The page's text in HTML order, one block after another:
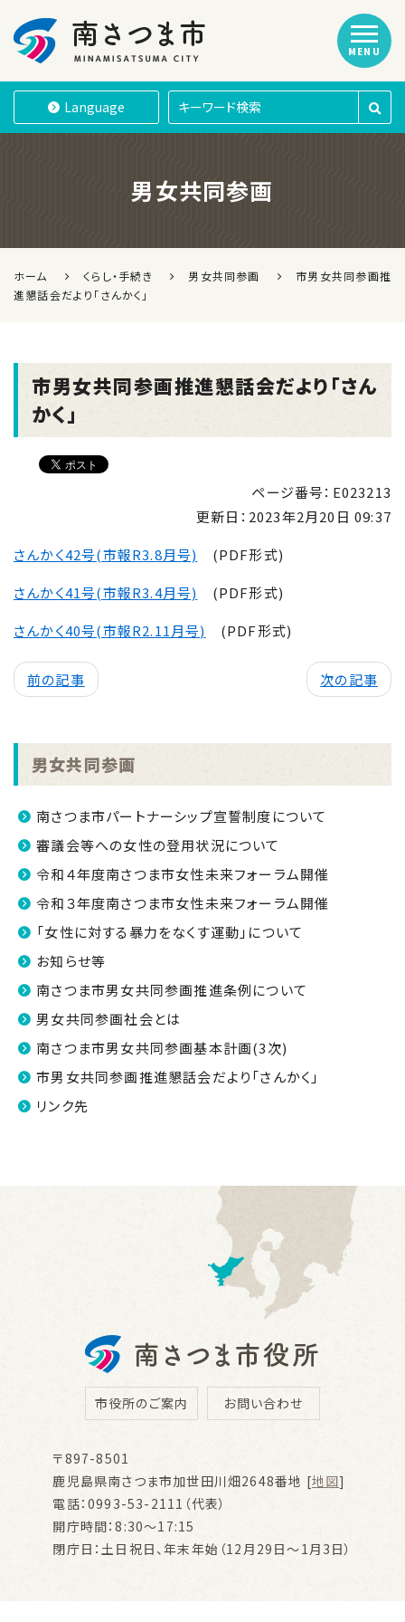
南さつま市
Language
MENU
男女共同参画
ホーム くらし・手続き 男女共同参画
市男女共同参画推
進懇話会だより「さんかく」
市男女共同参画推進懇話会だより「さん
かく」
ページ番号：E023213
更新日： 2023年2月20日 09:37
さんかく42号(市報R3.8月号)
(PDF形式)
さんかく41号(市報R3.4月号)
(PDF形式)
さんかく40号(市報R2.11月号)
(PDF形式)
前の記事 次の記事
男女共同参画
南さつま市パートナーシップ宣誓制度について
審議会等への女性の登用状況について
令和４年度南さつま市女性未来フォーラム開催
令和３年度南さつま市女性未来フォーラム開催
「女性に対する暴力をなくす運動」について
お知らせ等
南さつま市男女共同参画推進条例について
男女共同参画社会とは
南さつま市男女共同参画基本計画(3次)
市男女共同参画推進懇話会だより「さんかく」
リンク先
市役所のご案内 お問い合わせ
〒897-8501
鹿児島県南さつま市加世田川畑2648番地 [地図]
電話：0993-53-2111（代表）
開庁時間：8:30～17:15
閉庁日：土日祝日、年末年始（12月29日～1月3日）